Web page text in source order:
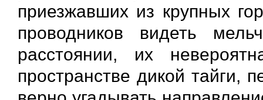
приезжавших из крупных
проводников видеть
расстоянии, их
пространстве дикой тайги,